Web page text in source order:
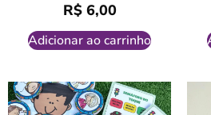
R$6,00
Adicionar ao carrinho